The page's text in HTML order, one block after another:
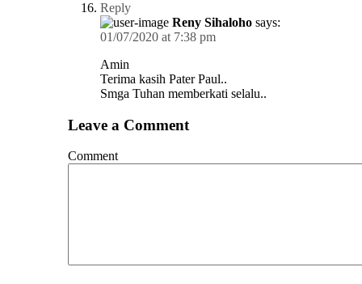
Reply
Reny Sihaloho says:
01/07/2020 at 7:38 pm
Amin
Terima kasih Pater Paul..
Smga Tuhan memberkati selalu..
Leave a Comment
Comment